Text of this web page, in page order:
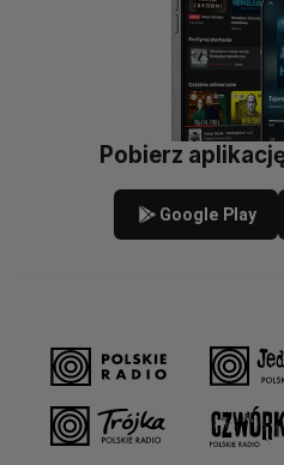
Pobierz
Google Play